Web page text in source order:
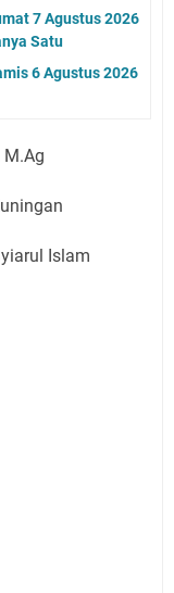
7 Agustus 2026
Satu
6 Agustus 2026
Islam